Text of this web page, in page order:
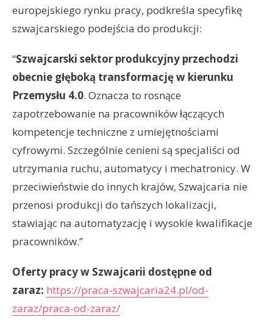
europejskiego rynku pracy, podkreśla specyfikę
szwajcarskiego podejścia do produkcji:
“Szwajcarski sektor produkcyjny przechodzi
obecnie głęboką transformację w kierunku
Przemysłu 4.0. Oznacza to rosnące
zapotrzebowanie na pracowników łączących
kompetencje techniczne z umiejętnościami
cyfrowymi. Szczególnie cenieni są specjaliści od
utrzymania ruchu, automatycy i mechatronicy. W
przeciwieństwie do innych krajów, Szwajcaria nie
przenosi produkcji do tańszych lokalizacji,
stawiając na automatyzację i wysokie kwalifikacje
pracowników.”
Oferty pracy w Szwajcarii dostępne od
zaraz: https://praca-szwajcaria24.pl/od-
zaraz/praca-od-zaraz/